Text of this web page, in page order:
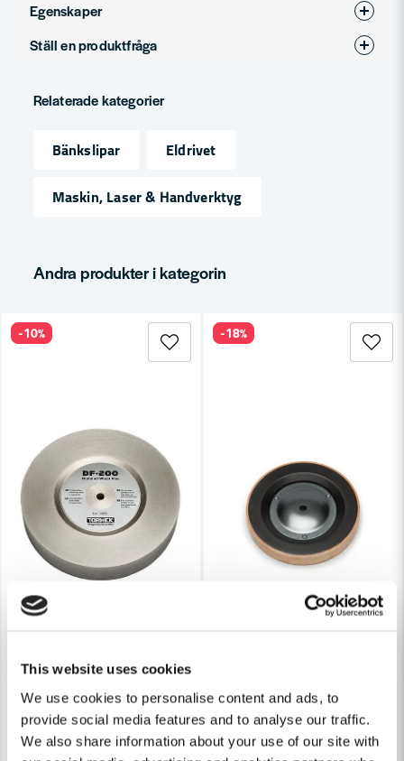
This website uses cookies
We use cookies to personalise content and ads, to
provide social media features and to analyse our traffic.
We also share information about your use of our site with
Egenskaper
Produkttyp
Ställ en produktfråga
Fråga oss något om denna produkten...
Namn
Ja, ni får publicera min fråga
Skicka fråga
Relaterade kategorier
Bänkslipar
Eldrivet
Maskin, Laser & Handverktyg
Andra produkter i kategorin
TORMEK
Tormek DF-200 Diamantskiva
-10%
TORMEK
Tormek LA-220
-18%